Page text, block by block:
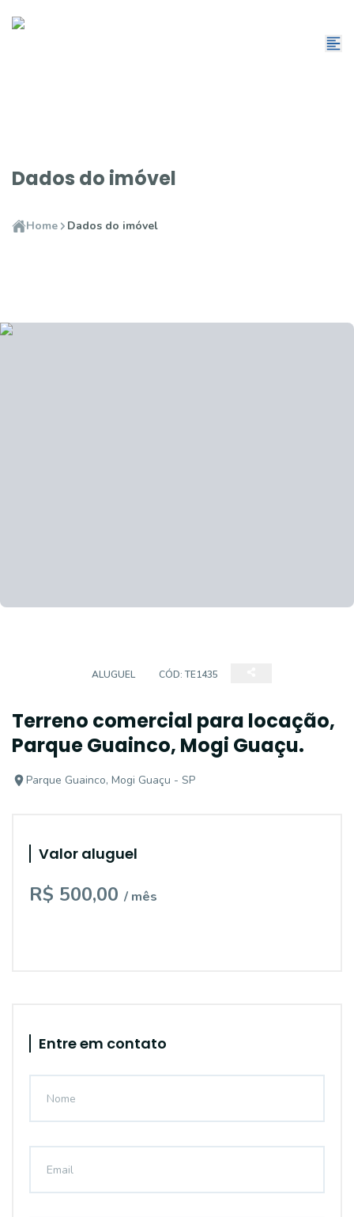
Dados do imóvel
Home Dados do imóvel
ALUGUEL CÓD:TE1435
Terreno comercial para locação,
Parque Guainco, Mogi Guaçu.
Parque Guainco, Mogi Guaçu - SP
Valor aluguel
R$ 500,00 / mês
Entre em contato